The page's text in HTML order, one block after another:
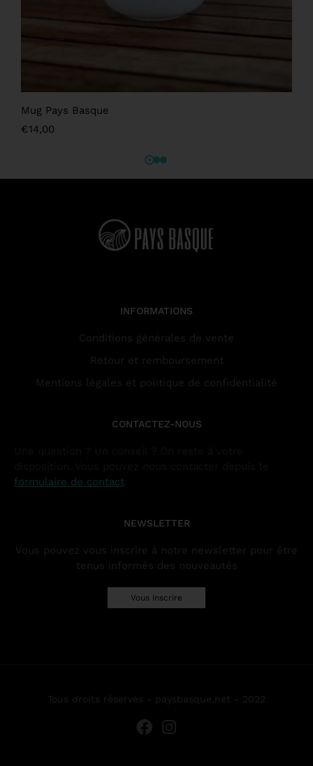
Mug Pays Basque
€14,00
INFORMATIONS
Conditions générales de vente
Retour et remboursement
Mentions légales et politique de confidentialité
CONTACTEZ-NOUS
formulaire de contact
NEWSLETTER
Vous pouvez vous inscrire à notre newsletter pour être
tenus informés des nouveautés
Vous inscrire
Tous droits réservés - paysbasque.net - 2022